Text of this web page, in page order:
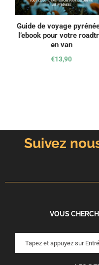
Guide de voyage
l’ebook pour votre
en van
€13,90
Suivez
VOUS